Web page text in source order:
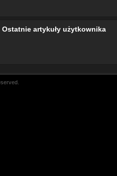
Ostatnie artykuły użytkownika